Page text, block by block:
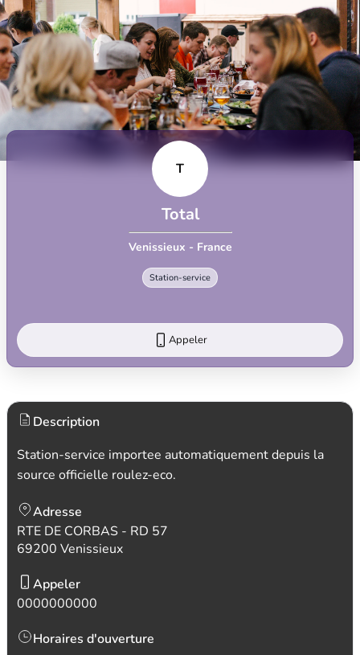
T
Total
Venissieux - France
Station-service
Appeler
Description
Station-service importee automatiquement depuis la
source officielle roulez-eco.
Adresse
RTE DE CORBAS - RD 57
69200 Venissieux
Appeler
0000000000
Horaires d'ouverture